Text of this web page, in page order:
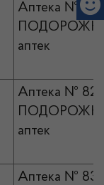
Аптека № 81
аптек
Аптека № 82
аптек
Аптека № 83